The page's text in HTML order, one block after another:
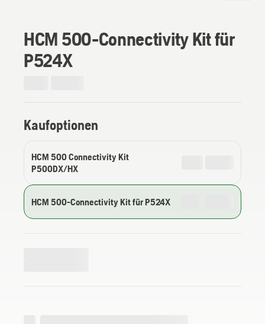
HCM 500-Connectivity Kit für
P524X
Kaufoptionen
HCM 500 Connectivity Kit
P500DX/HX
HCM 500-Connectivity Kit für P524X